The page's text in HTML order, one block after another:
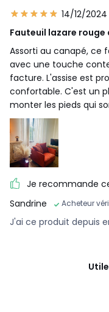
14/12/2024
Fauteuil lazare rouge
Assorti au canapé, ce
avec une touche
facture. L'assise est
confortable. C'est un
monter les pieds qui
Je recommande
Sandrine
Acheteur
J'ai ce produit depuis